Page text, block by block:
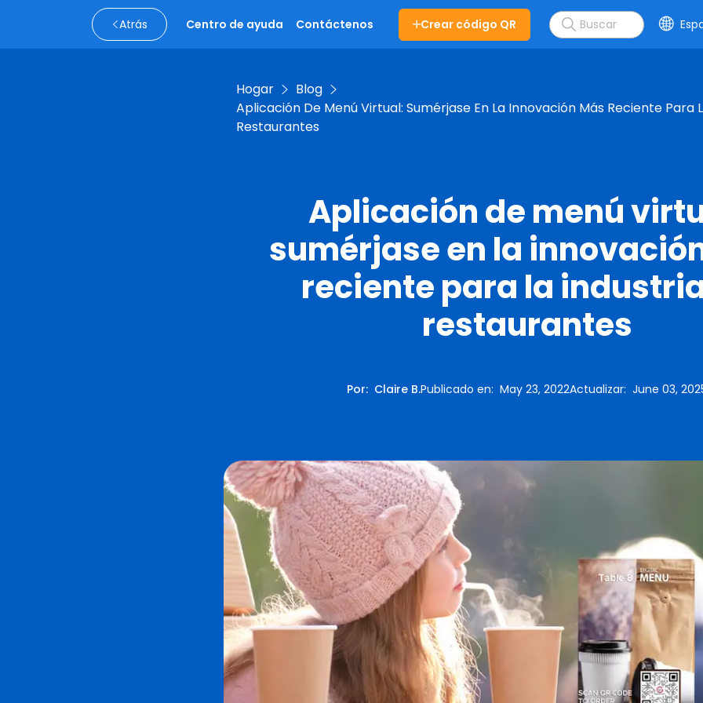
Atrás Centro de ayuda Contáctenos Crear código QR
Hogar
Blog
Aplicación De Menú Virtual: Sumérjase En La Innovación Más Reciente Para
Restaurantes
Aplicación de menú
sumérjase en la
reciente para la
restaurantes
Por: Claire B.Publicado en:May 23, 2022Actualizar:June 03,